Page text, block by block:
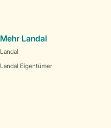
Mehr Landal
Landal
Landal Eigentümer